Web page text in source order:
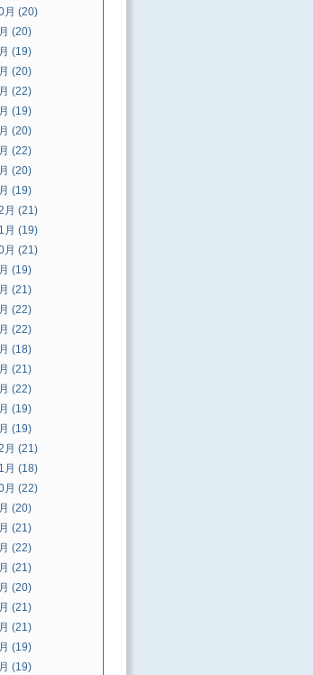
月 (20)
(20)
(19)
(20)
(22)
(19)
(20)
(22)
(20)
(19)
月 (21)
月 (19)
月 (21)
(19)
(21)
(22)
(22)
(18)
(21)
(22)
(19)
(19)
月 (21)
月 (18)
月 (22)
(20)
(21)
(22)
(21)
(20)
(21)
(21)
(19)
(19)